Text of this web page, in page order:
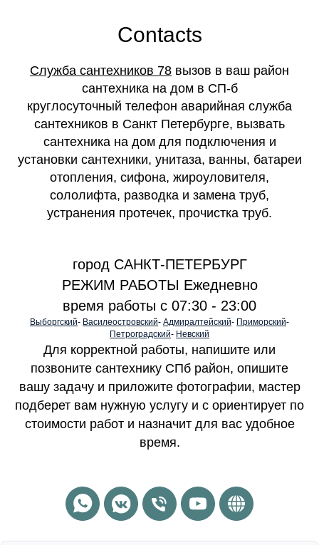
Contacts
Служба сантехников 78 вызов в ваш район
сантехника на дом в СП-б
круглосуточный телефон аварийная служба
сантехников в Санкт Петербурге, вызвать
сантехника на дом для подключения и
установки сантехники, унитаза, ванны, батареи
отопления, сифона, жироуловителя,
сололифта, разводка и замена труб,
устранения протечек, прочистка труб.
город САНКТ-ПЕТЕРБУРГ
РЕЖИМ РАБОТЫ Ежедневно
время работы с 07:30 - 23:00
Выборгский- Василеостровский- Адмиралтейский- Приморский-
Петроградский- Невский
Для корректной работы, напишите или
позвоните сантехнику СПб район, опишите
вашу задачу и приложите фотографии, мастер
подберет вам нужную услугу и с ориентирует по
стоимости работ и назначит для вас удобное
время.